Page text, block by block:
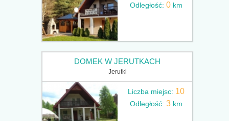
Odległość:0 km
DOMEK W JERUTKACH
Jerutki
Liczba miejsc: 10
Odległość:3 km